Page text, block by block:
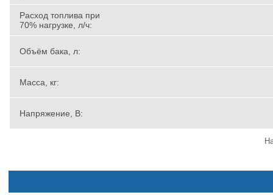
Расход топлива при
70% нагрузке, л/ч:
Объём бака, л:
Масса, кг:
Напряжение, В: